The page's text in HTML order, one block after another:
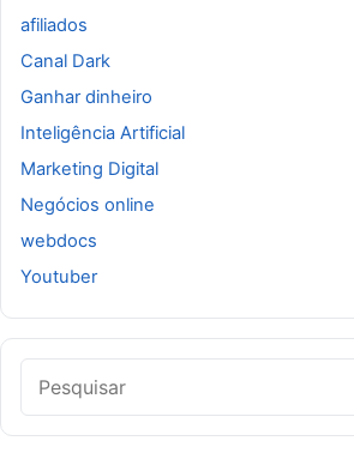
afiliados
Canal Dark
Ganhar dinheiro
Inteligência Artificial
Marketing Digital
Negócios online
webdocs
Youtuber